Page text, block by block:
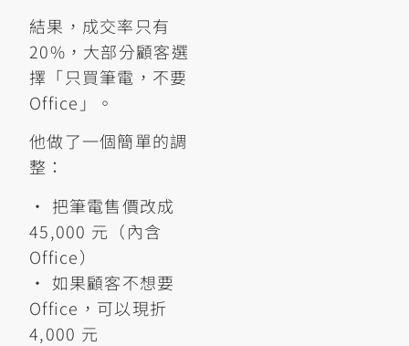
結果，成交率只有
20%，大部分顧客選
擇「只買筆電，不要
Office」。
他做了一個簡單的調
整：
• 把筆電售價改成
45,000 元（內含
Office）
• 如果顧客不想要
Office，可以現折
4,000 元